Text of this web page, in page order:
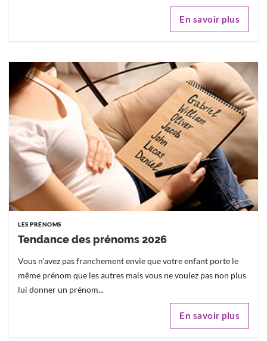
En savoir plus
LES PRÉNOMS
Tendance des prénoms 2026
Vous n'avez pas franchement envie que votre enfant porte le
même prénom que les autres mais vous ne voulez pas non plus
lui donner un prénom...
En savoir plus